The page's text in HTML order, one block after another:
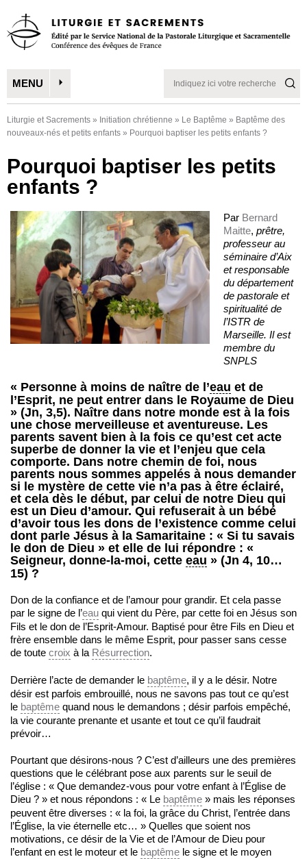
MENU
Liturgie et Sacrements » Initiation chrétienne » Le Baptême » Baptême des
nouveaux-nés et petits enfants » Pourquoi baptiser les petits enfants ?
Pourquoi baptiser les petits
enfants ?
Par Bernard
Maitte, prêtre,
professeur au
séminaire d’Aix
et responsable
du département
de pastorale et
spiritualité de
l’ISTR de
Marseille. Il est
membre du
SNPLS
« Personne à moins de naître de l’eau et de
l’Esprit, ne peut entrer dans le Royaume de Dieu
» (Jn, 3,5). Naître dans notre monde est à la fois
une chose merveilleuse et aventureuse. Les
parents savent bien à la fois ce qu’est cet acte
superbe de donner la vie et l’enjeu que cela
comporte. Dans notre chemin de foi, nous
parents nous sommes appelés à nous demander
si le mystère de cette vie n’a pas à être éclairé,
et cela dès le début, par celui de notre Dieu qui
est un Dieu d’amour. Qui refuserait à un bébé
d’avoir tous les dons de l’existence comme celui
dont parle Jésus à la Samaritaine : « Si tu savais
le don de Dieu » et elle de lui répondre : «
Seigneur, donne-la-moi, cette eau » (Jn 4, 10…
15) ?
Don de la confiance et de l’amour pour grandir. Et cela passe
par le signe de l’eau qui vient du Père, par cette foi en Jésus son
Fils et le don de l’Esprit-Amour. Baptisé pour être Fils en Dieu et
frère ensemble dans le même Esprit, pour passer sans cesse
de toute croix à la Résurrection.
Derrière l’acte de demander le baptême, il y a le désir. Notre
désir est parfois embrouillé, nous ne savons pas tout ce qu’est
le baptême quand nous le demandons ; désir parfois empêché,
la vie courante prenante et usante et tout ce qu’il faudrait
prévoir…
Pourtant que désirons-nous ? C’est d’ailleurs une des premières
questions que le célébrant pose aux parents sur le seuil de
l’église : « Que demandez-vous pour votre enfant à l’Église de
Dieu ? » et nous répondons : « Le baptême » mais les réponses
peuvent être diverses : « la foi, la grâce du Christ, l’entrée dans
l’Église, la vie éternelle etc… » Quelles que soient nos
motivations, ce désir de la Vie et de l’Amour de Dieu pour
l’enfant en est le moteur et le baptême le signe et le moyen